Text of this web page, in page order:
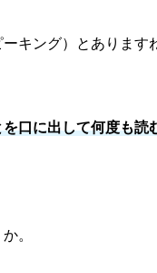
キング）とあります
口に出して何度も読
。